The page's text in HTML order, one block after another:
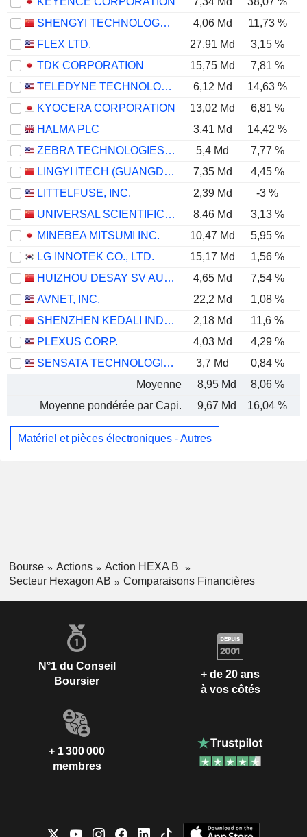
SHENGYI TECHNOLOGY CO.,LTD.
4,06 Md 11,73 %
FLEX LTD.
27,91 Md 3,15 %
TDK CORPORATION
15,75 Md 7,81 %
TELEDYNE TECHNOLOGIES INCORPORATED
6,12 Md 14,63 %
KYOCERA CORPORATION
13,02 Md 6,81 %
HALMA PLC
3,41 Md 14,42 %
ZEBRA TECHNOLOGIES CORPORATION
5,4 Md 7,77 %
LINGYI ITECH (GUANGDONG) COMPANY
7,35 Md 4,45 %
LITTELFUSE, INC.
2,39 Md -3 %
UNIVERSAL SCIENTIFIC INDUSTRIAL (SHANGHAI) CO., LTD.
8,46 Md 3,13 %
MINEBEA MITSUMI INC.
10,47 Md 5,95 %
LG INNOTEK CO., LTD.
15,17 Md 1,56 %
HUIZHOU DESAY SV AUTOMOTIVE CO., LTD.
4,65 Md 7,54 %
AVNET, INC.
22,2 Md 1,08 %
SHENZHEN KEDALI INDUSTRY CO., LTD.
2,18 Md 11,6 %
PLEXUS CORP.
4,03 Md 4,29 %
SENSATA TECHNOLOGIES HOLDING PLC
3,7 Md 0,84 %
Moyenne
8,95 Md 8,06 %
Moyenne pondérée par Capi.
9,67 Md 16,04 %
Matériel et pièces électroniques - Autres
Bourse Actions
Action HEXA B
Secteur Hexagon AB
Comparaisons Financières
N°1 du Conseil
Boursier
+ de 20 ans
à vos côtés
+ 1 300 000
membres